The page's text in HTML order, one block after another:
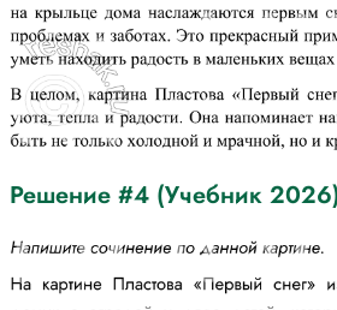
Решение #4 (Учебник